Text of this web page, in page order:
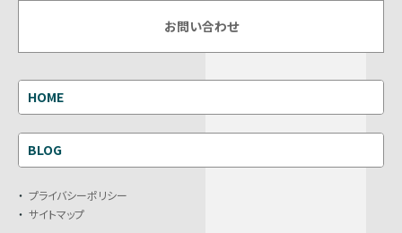
お問い合わせ
HOME
BLOG
プライバシーポリシー
サイトマップ